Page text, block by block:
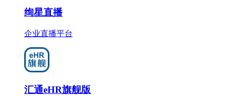
绚星直播
企业直播平台
汇通eHR旗舰版